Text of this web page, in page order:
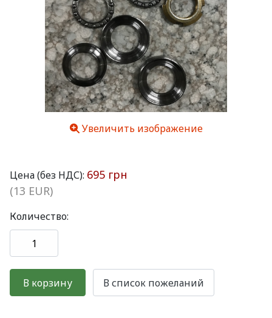
Увеличить изображение
Цена (без НДС): 695 грн
(13 EUR)
Количество: